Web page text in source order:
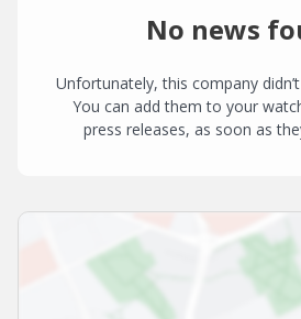
No news
Unfortunately, this company
You can add them to your
press releases, as soon as